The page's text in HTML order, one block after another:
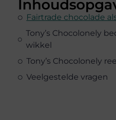
Fairtrade chocolade
Tony’s Chocolonely
wikkel
Tony’s Chocolonely
Veelgestelde vragen